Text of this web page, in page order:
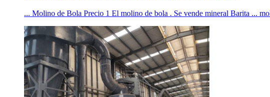
... Molino de Bola Precio 1 El molino de bola . Se vende mineral Barita ...